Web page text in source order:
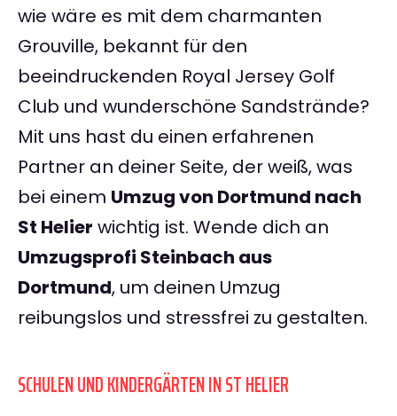
wie wäre es mit dem charmanten
Grouville, bekannt für den
beeindruckenden Royal Jersey Golf
Club und wunderschöne Sandstrände?
Mit uns hast du einen erfahrenen
Partner an deiner Seite, der weiß, was
bei einem Umzug von Dortmund nach
St Helier wichtig ist. Wende dich an
Umzugsprofi Steinbach aus
Dortmund, um deinen Umzug
reibungslos und stressfrei zu gestalten.
SCHULEN UND KINDERGÄRTEN IN ST HELIER